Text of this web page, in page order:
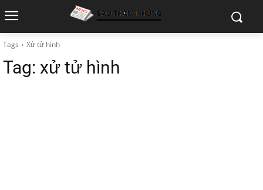
Tags Xử tử hình
Tag: xử tử hình